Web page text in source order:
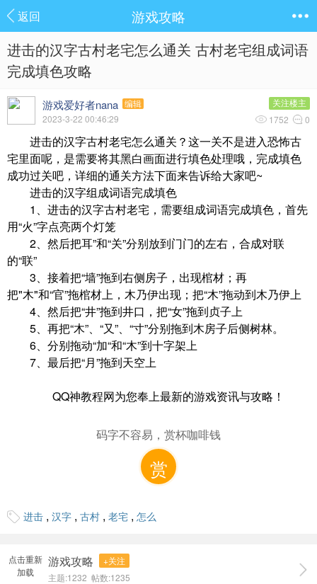
返回 游戏攻略
进击的汉字古村老宅怎么通关 古村老宅组成词语
完成填色攻略
游戏爱好者nana 编辑
2023-3-22 00:46:29
关注楼主
1752 0
进击的汉字古村老宅怎么通关？这一关不是进入恐怖古
宅里面呢，是需要将其黑白画面进行填色处理哦，完成填色
成功过关吧，详细的通关方法下面来告诉给大家吧~
进击的汉字组成词语完成填色
1、进击的汉字古村老宅，需要组成词语完成填色，首先
用“火”字点亮两个灯笼
2、然后把耳”和“关”分别放到门门的左右，合成对联
的“联”
3、接着把“墙”拖到右侧房子，出现棺材；再
把"木"和“官”拖棺材上，木乃伊出现；把“木”拖动到木乃伊上
4、然后把“井”拖到井口，把“女”拖到贞子上
5、再把“木”、“又”、“寸”分别拖到木房子后侧树林。
6、分别拖动“加“和“木”到十字架上
7、最后把“月”拖到天空上
QQ神教程网为您奉上最新的游戏资讯与攻略！
码字不容易，赏杯咖啡钱
赏
进击 , 汉字 , 古村 , 老宅 , 怎么
点击重新
加载
游戏攻略
+关注
主题:1232 帖数:1235